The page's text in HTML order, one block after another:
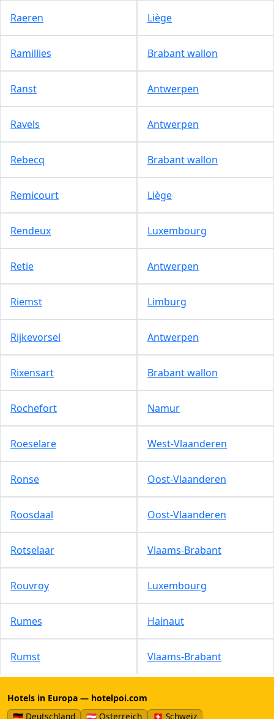
Raeren Liège
Ramillies Brabant wallon
Ranst Antwerpen
Ravels Antwerpen
Rebecq Brabant wallon
Remicourt Liège
Rendeux Luxembourg
Retie Antwerpen
Riemst Limburg
Rijkevorsel Antwerpen
Rixensart Brabant wallon
Rochefort Namur
Roeselare West-Vlaanderen
Ronse Oost-Vlaanderen
Roosdaal Oost-Vlaanderen
Rotselaar Vlaams-Brabant
Rouvroy Luxembourg
Rumes Hainaut
Rumst Vlaams-Brabant
Hotels in Europa — hotelpoi.com
🇩🇪 Deutschland
🇦🇹 Österreich 🇨🇭 Schweiz